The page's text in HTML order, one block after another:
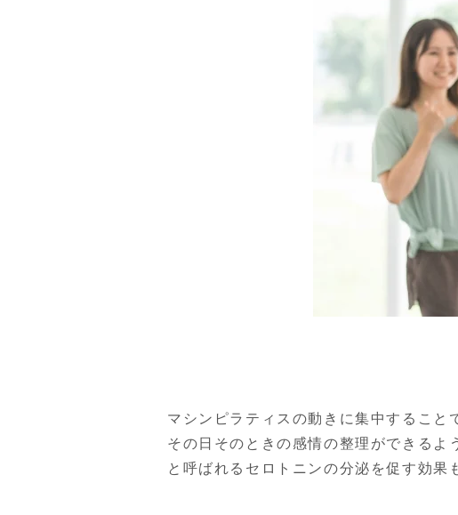
マシンピラティスの動きに集中すること
その日そのときの感情の整理ができるよ
と呼ばれるセロトニンの分泌を促す効果